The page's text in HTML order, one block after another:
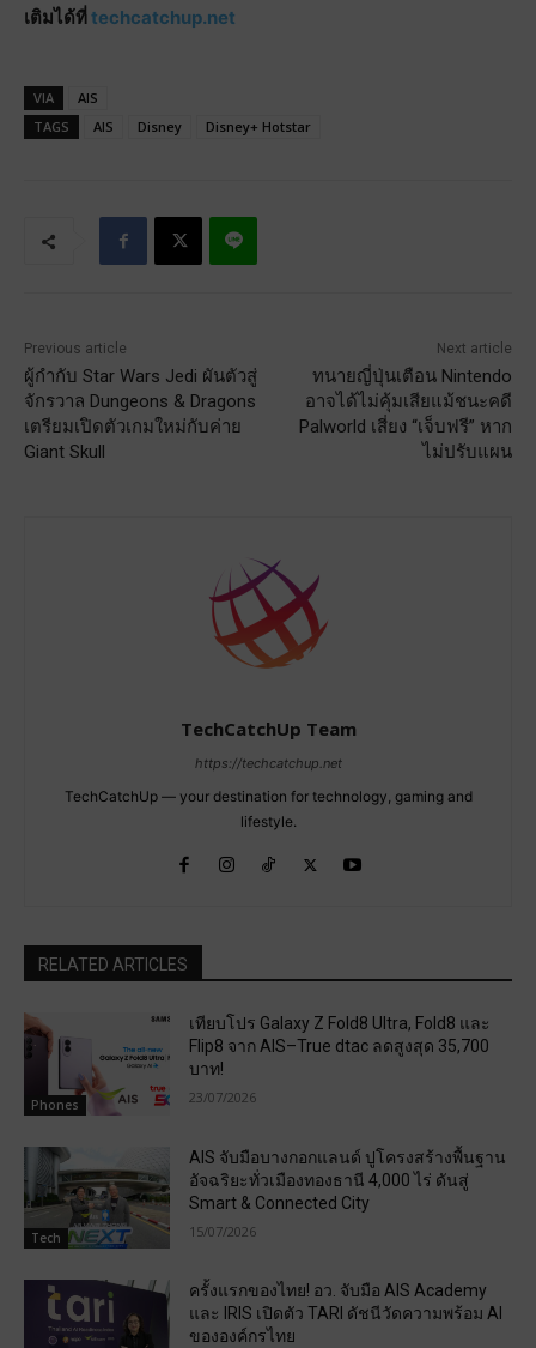
เติมได้ที่ techcatchup.net
VIA
AIS
TAGS
AIS Disney Disney+ Hotstar
Previous article
ผู้กำกับ Star Wars Jedi ผันตัวสู่
จักรวาล Dungeons & Dragons
เตรียมเปิดตัวเกมใหม่กับค่าย
Giant Skull
Next article
ทนายญี่ปุ่นเตือน Nintendo
อาจได้ไม่คุ้มเสียแม้ชนะคดี
Palworld เสี่ยง “เจ็บฟรี” หาก
ไม่ปรับแผน
TechCatchUp Team
https://techcatchup.net
TechCatchUp — your destination for technology, gaming and
lifestyle.
RELATED ARTICLES
Phones
เทียบโปร Galaxy Z Fold8 Ultra, Fold8 และ
Flip8 จาก AIS–True dtac ลดสูงสุด 35,700
บาท!
23/07/2026
Tech
AIS จับมือบางกอกแลนด์ ปูโครงสร้างพื้นฐาน
อัจฉริยะทั่วเมืองทองธานี 4,000 ไร่ ดันสู่
Smart & Connected City
15/07/2026
ครั้งแรกของไทย! อว. จับมือ AIS Academy
และ IRIS เปิดตัว TARI ดัชนีวัดความพร้อม AI
ขององค์กรไทย